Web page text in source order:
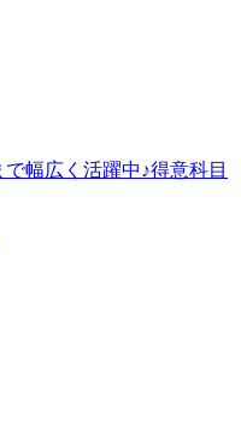
幅広く活躍中♪得意科目